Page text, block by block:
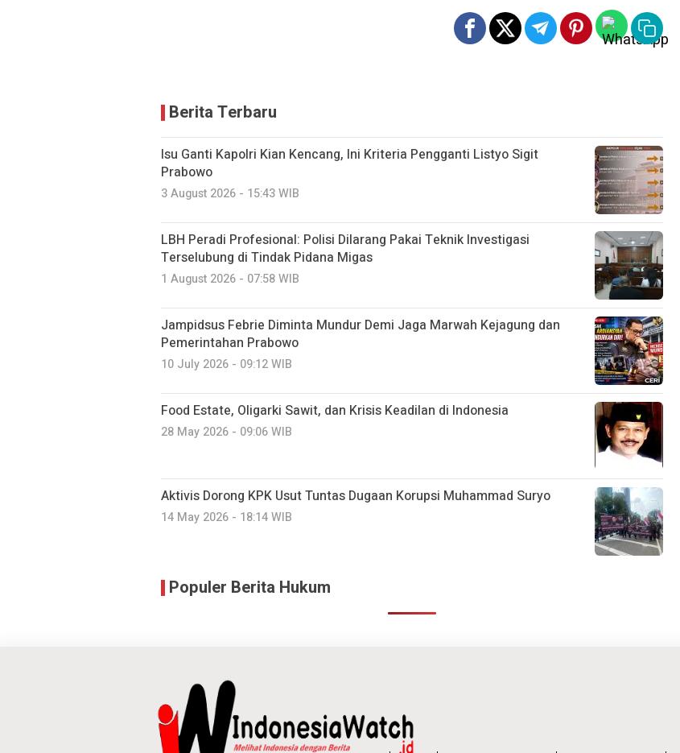
Berita Terbaru
Isu Ganti Kapolri Kian Kencang, Ini Kriteria Pengganti Listyo Sigit
Prabowo
3 August 2026 - 15:43 WIB
LBH Peradi Profesional: Polisi Dilarang Pakai Teknik Investigasi
Terselubung di Tindak Pidana Migas
1 August 2026 - 07:58 WIB
Jampidsus Febrie Diminta Mundur Demi Jaga Marwah Kejagung dan
Pemerintahan Prabowo
10 July 2026 - 09:12 WIB
Food Estate, Oligarki Sawit, dan Krisis Keadilan di Indonesia
28 May 2026 - 09:06 WIB
Aktivis Dorong KPK Usut Tuntas Dugaan Korupsi Muhammad Suryo
14 May 2026 - 18:14 WIB
Populer Berita Hukum